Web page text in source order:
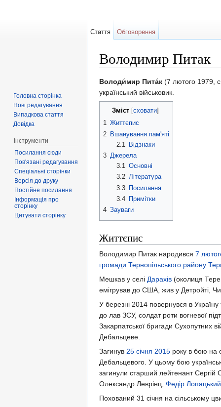
Володимир Питак
Володи́мир Пита́к (7 лютого 1979,
український військовик.
Зміст[ сховати]
1 Життєпис
2 Вшанування пам'яті
2.1
Відзнаки
3 Джерела
3.1 Основні
3.2 Література
3.3
Посилання
3.4
Примітки
4 Зауваги
Життєпис
Володимир Питак народився 7
громади Тернопільського району
Мешкав у селі Дарахів (околиця
емігрував до США, жив у Детройті,
У березні 2014 повернувся в
до лав ЗСУ, солдат роти вогневої
Закарпатської бригади Сухопутних
Дебальцеве.
Загинув 25 січня 2015 року в бою на
Дебальцевого. У цьому бою
загинули старший лейтенант
Олександр Леврінц, Федір Лопацький
Похований 31 січня на сільському
Стаття Обговорення
Головна сторінка
Нові редагування
Випадкова стаття
Довідка
Інструменти
Посилання сюди
Пов'язані редагування
Спеціальні сторінки
Версія до друку
Постійне посилання
Інформація про
сторінку
Цитувати сторінку